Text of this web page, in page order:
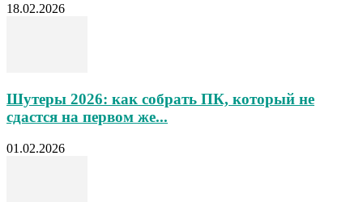
18.02.2026
Шутеры 2026: как собрать ПК, который не
сдастся на первом же...
01.02.2026